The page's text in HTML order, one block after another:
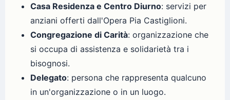
Casa Residenza e Centro Diurno: servizi per
anziani offerti dall'Opera Pia Castiglioni.
Congregazione di Carità: organizzazione che
si occupa di assistenza e solidarietà tra i
bisognosi.
Delegato: persona che rappresenta qualcuno
in un'organizzazione o in un luogo.